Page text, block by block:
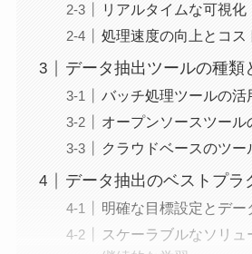
リアルタイムな可視化
処理速度の向上とコス
データ抽出ツールの種類
バッチ処理ツールの活
オープンソースツール
クラウドベースのツー
データ抽出のベストプラ
明確な目標設定とデー
スケーラブルなソリュ